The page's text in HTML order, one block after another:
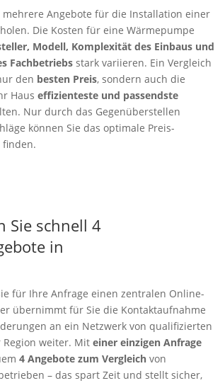
mehrere Angebote für die Installation einer
Die Kosten für eine Wärmepumpe
Modell, Komplexität des Einbaus und
Fachbetriebs stark variieren. Ein Vergleich
den besten Preis, sondern auch die
Haus effizienteste und passendste
Nur durch das Gegenüberstellen
können Sie das optimale Preis-
finden.
Sie schnell 4
in
für Ihre Anfrage einen zentralen Online-
übernimmt für Sie die Kontaktaufnahme
an ein Netzwerk von qualifizierten
weiter. Mit einer einzigen Anfrage
4 Angebote zum Vergleich von
– das spart Zeit und stellt sicher,